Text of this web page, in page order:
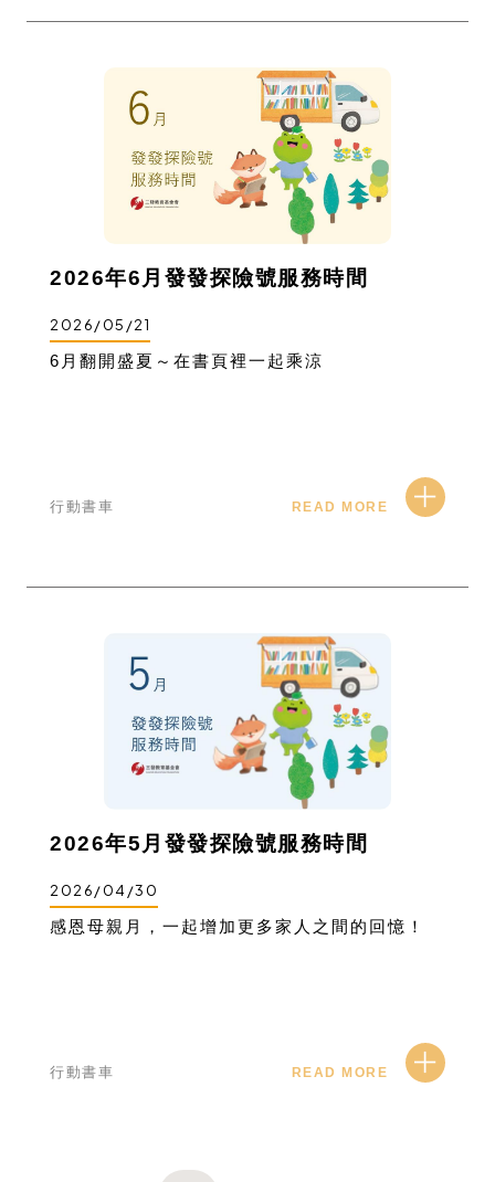
2026年6月發發探險號服務時間
2026/05/21
6月翻開盛夏～在書頁裡一起乘涼
行動書車 READ MORE
2026年5月發發探險號服務時間
2026/04/30
感恩母親月，一起增加更多家人之間的回憶！
行動書車 READ MORE